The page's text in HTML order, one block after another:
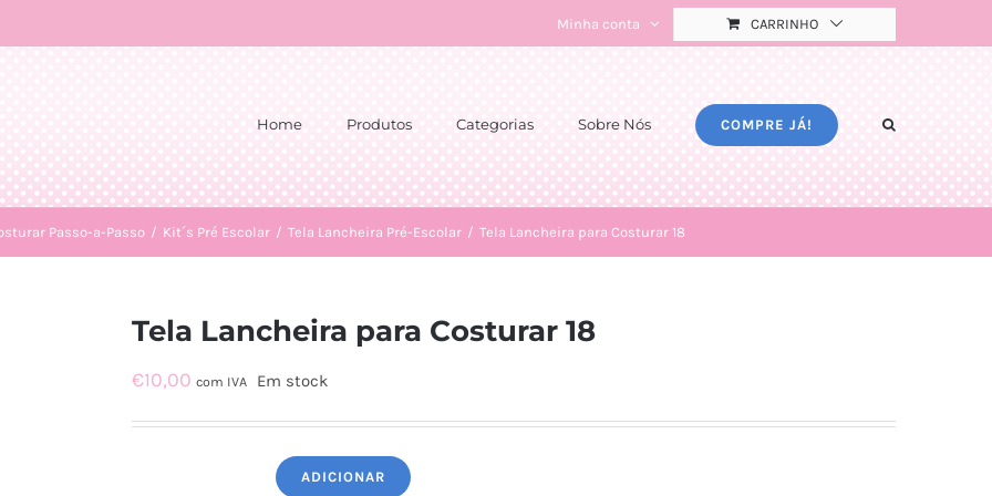
Minha conta CARRINHO
Home Produtos Categorias Sobre Nós COMPRE JÁ!
Passo-a-Passo / Kit´s Pré Escolar / Tela Lancheira Pré-Escolar / Tela Lancheira para Costurar 18
Tela Lancheira para Costurar 18
€10,00 com IVA Em stock
Quantidade
ADICIONAR